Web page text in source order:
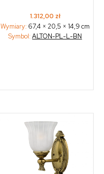
1.312,00 zł
Wymiary: 67,4 × 20,5 × 14,9 cm
Symbol:ALTON-PL-L-BN